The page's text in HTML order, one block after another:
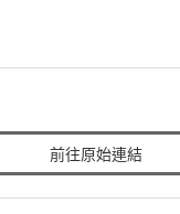
前往原始連結